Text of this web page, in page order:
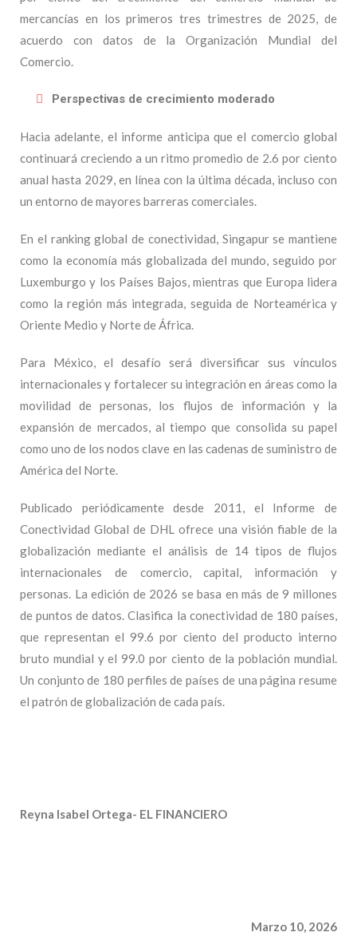
mercancías en los primeros tres trimestres de 2025, de
acuerdo con datos de la Organización Mundial del
Comercio.
Perspectivas de crecimiento moderado
Hacia adelante, el informe anticipa que el comercio global
continuará creciendo a un ritmo promedio de 2.6 por ciento
anual hasta 2029, en línea con la última década, incluso con
un entorno de mayores barreras comerciales.
En el ranking global de conectividad, Singapur se mantiene
como la economía más globalizada del mundo, seguido por
Luxemburgo y los Países Bajos, mientras que Europa lidera
como la región más integrada, seguida de Norteamérica y
Oriente Medio y Norte de África.
Para México, el desafío será diversificar sus vínculos
internacionales y fortalecer su integración en áreas como la
movilidad de personas, los flujos de información y la
expansión de mercados, al tiempo que consolida su papel
como uno de los nodos clave en las cadenas de suministro de
América del Norte.
Publicado periódicamente desde 2011, el Informe de
Conectividad Global de DHL ofrece una visión fiable de la
globalización mediante el análisis de 14 tipos de flujos
internacionales de comercio, capital, información y
personas. La edición de 2026 se basa en más de 9 millones
de puntos de datos. Clasifica la conectividad de 180 países,
que representan el 99.6 por ciento del producto interno
bruto mundial y el 99.0 por ciento de la población mundial.
Un conjunto de 180 perfiles de países de una página resume
el patrón de globalización de cada país.
Reyna Isabel Ortega- EL FINANCIERO
Marzo 10, 2026